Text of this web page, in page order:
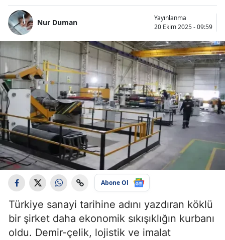
Nur Duman
Yayınlanma
20 Ekim 2025 - 09:59
Abone Ol
Türkiye sanayi tarihine adını yazdıran köklü
bir şirket daha ekonomik sıkışıklığın kurbanı
oldu. Demir-çelik, lojistik ve imalat